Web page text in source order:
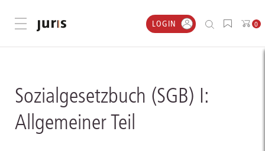
Menü öffnen LOGIN 0
Sozialgesetzbuch (SGB) I:
Allgemeiner Teil